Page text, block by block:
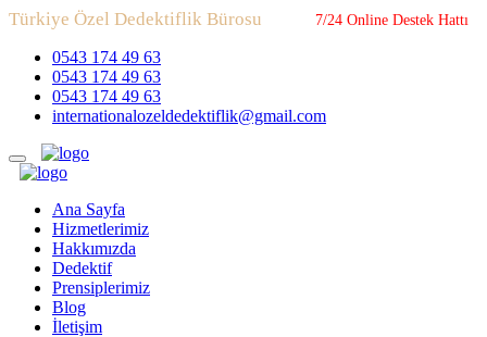
Türkiye Özel Dedektiflik Bürosu 7/24 Online Destek Hattı
0543 174 49 63
0543 174 49 63
0543 174 49 63
internationalozeldedektiflik@gmail.com
Ana Sayfa
Hizmetlerimiz
Hakkımızda
Dedektif
Prensiplerimiz
Blog
İletişim